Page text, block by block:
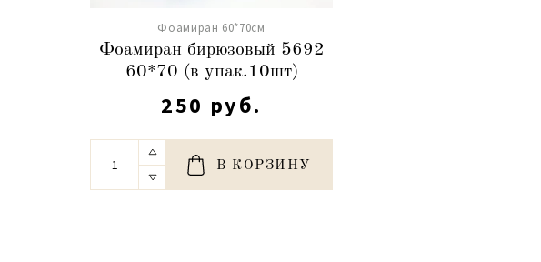
Фоамиран 60*70см
Фоамиран бирюзовый 5692
60*70 (в упак.10шт)
250 руб.
В КОРЗИНУ